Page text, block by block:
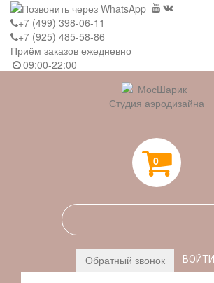
+7 (499) 398-06-11
+7 (925) 485-58-86
Приём заказов ежедневно
09:00-22:00
Студия аэродизайна
0
Обратный звонок ВОЙТИ